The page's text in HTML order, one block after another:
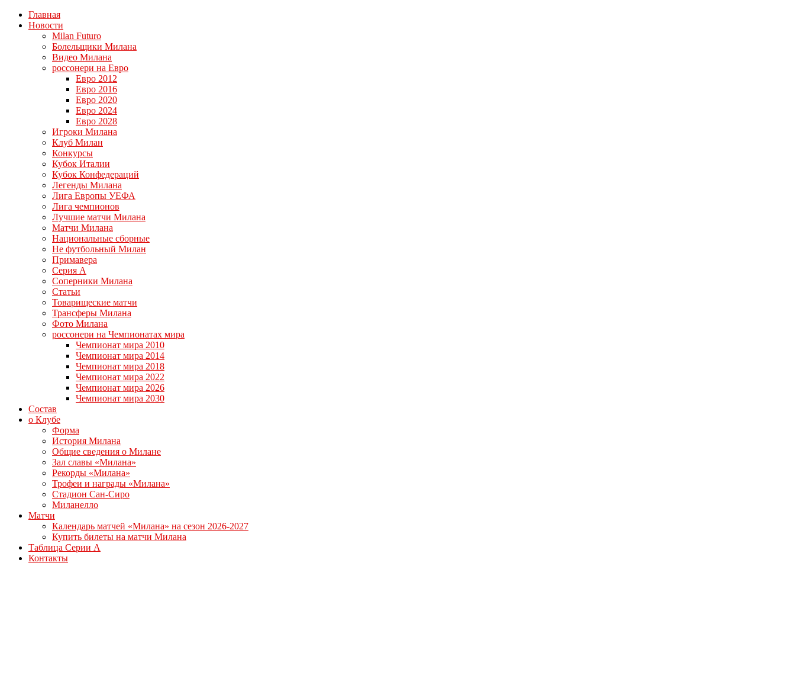
Главная
Новости
Milan Futuro
Болельщики Милана
Видео Милана
россонери на Евро
Евро 2012
Евро 2016
Евро 2020
Евро 2024
Евро 2028
Игроки Милана
Клуб Милан
Конкурсы
Кубок Италии
Кубок Конфедераций
Легенды Милана
Лига Европы УЕФА
Лига чемпионов
Лучшие матчи Милана
Матчи Милана
Национальные сборные
Не футбольный Милан
Примавера
Серия А
Соперники Милана
Статьи
Товарищеские матчи
Трансферы Милана
Фото Милана
россонери на Чемпионатах мира
Чемпионат мира 2010
Чемпионат мира 2014
Чемпионат мира 2018
Чемпионат мира 2022
Чемпионат мира 2026
Чемпионат мира 2030
Состав
о Клубе
Форма
История Милана
Общие сведения о Милане
Зал славы «Милана»
Рекорды «Милана»
Трофеи и награды «Милана»
Стадион Сан-Сиро
Миланелло
Матчи
Календарь матчей «Милана» на сезон 2026-2027
Купить билеты на матчи Милана
Таблица Серии А
Контакты